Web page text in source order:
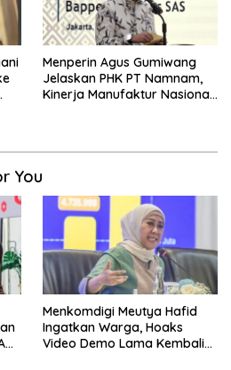
Menperin Agus Gumiwang
Jelaskan PHK PT Namnam,
Kinerja Manufaktur Nasional
You
Menkomdigi Meutya Hafid
Ingatkan Warga, Hoaks
Video Demo Lama Kembali